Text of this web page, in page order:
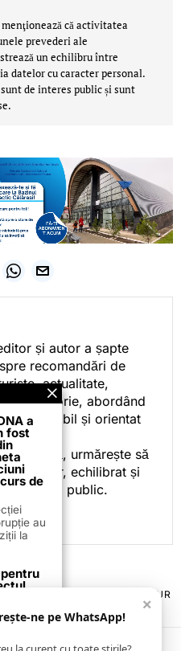
că activitatea
prevederi ale
un echilibru între
datelor cu caracter personal.
de interes public și sunt
și autor a șapte
recomandări de
actualitate,
și istorie, abordând
accesibil și orientat
editorială, urmărește să
clar, echilibrat și
public.
POLITICA DE ANULARE & RETUR
CONTACT
CĂLĂRĂȘEAN
×
ne pe WhatsApp!
a
fost
de
au
la
anunță
pentru